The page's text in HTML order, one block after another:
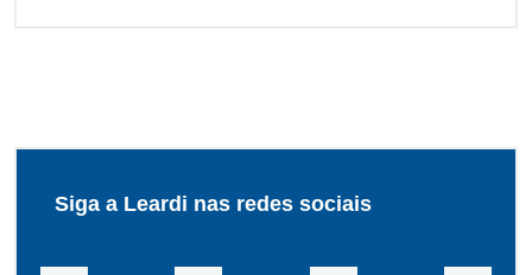
Siga a Leardi nas redes sociais